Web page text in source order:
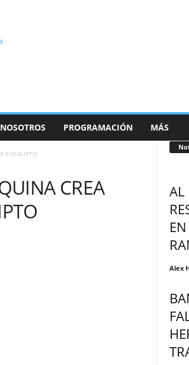
NOSOTROS PROGRAMACIÓN MÁS
EUCALIPTO
CREA
AL
Alex